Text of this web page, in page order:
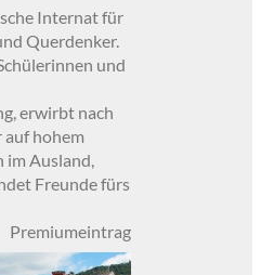
Internat für
Querdenker.
und
erwirbt nach
hohem
im Ausland,
Freunde fürs
Premiumeintrag